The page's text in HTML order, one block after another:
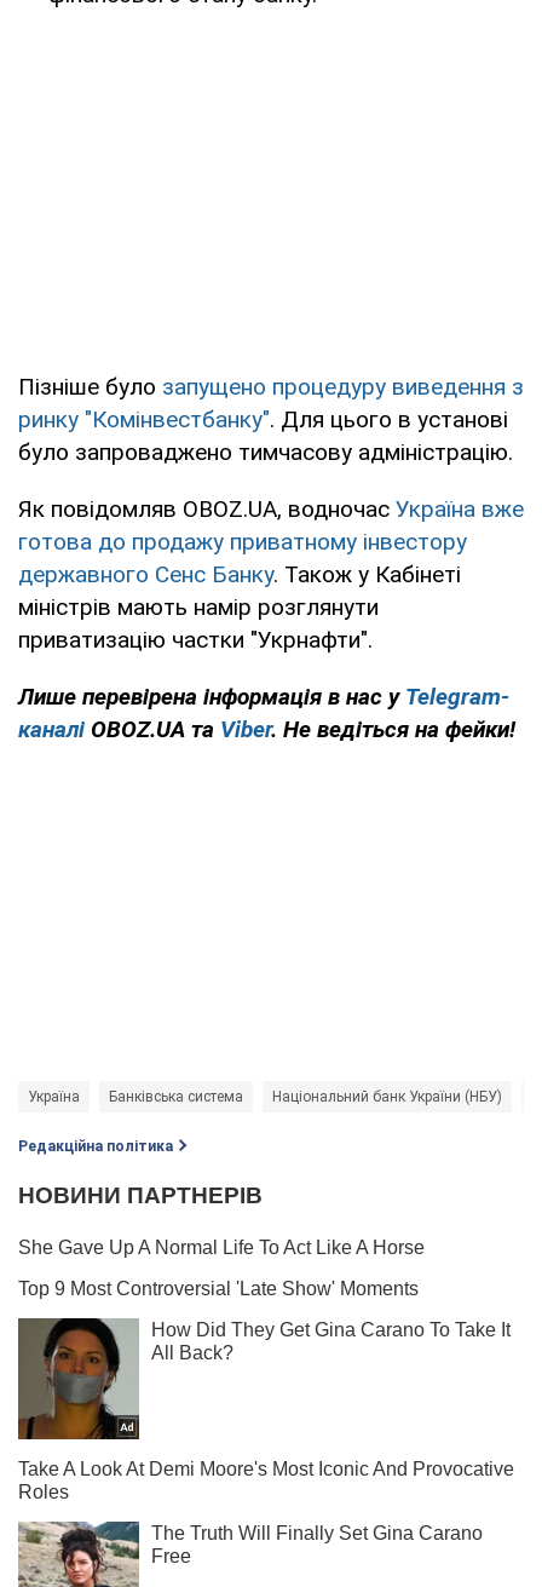
Пізніше було запущено процедуру виведення з
ринку "Комінвестбанку". Для цього в установі
було запроваджено тимчасову адміністрацію.
Як повідомляв OBOZ.UA, водночас Україна вже
готова до продажу приватному інвестору
державного Сенс Банку. Також у Кабінеті
міністрів мають намір розглянути
приватизацію частки "Укрнафти".
Лише перевірена інформація в нас у Telegram-
каналі OBOZ.UA та Viber. Не ведіться на фейки!
Україна Банківська система Національний банк України (НБУ)
Редакційна політика